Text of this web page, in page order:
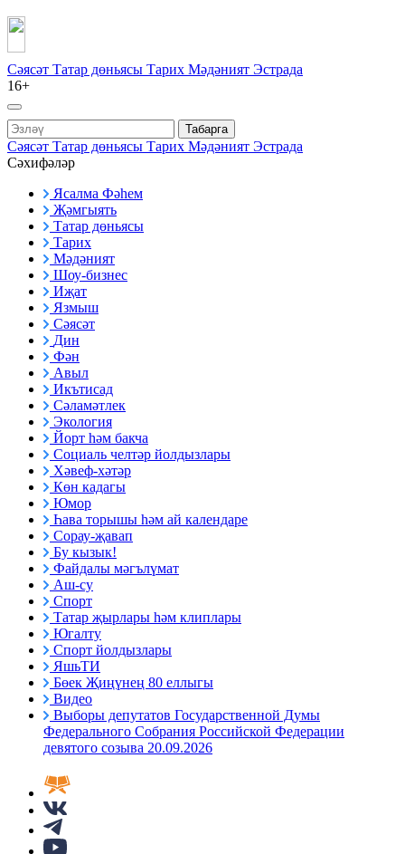
Сәясәт Татар дөньясы Тарих Мәдәният Эстрада
16+
Табарга
Сәясәт Татар дөньясы Тарих Мәдәният Эстрада
Сәхифәләр
Ясалма Фәһем
Җәмгыять
Татар дөньясы
Тарих
Мәдәният
Шоу-бизнес
Иҗат
Язмыш
Сәясәт
Дин
Фән
Авыл
Икътисад
Сәламәтлек
Экология
Йорт һәм бакча
Социаль челтәр йолдызлары
Хәвеф-хәтәр
Көн кадагы
Юмор
Һава торышы һәм ай календаре
Сорау-җавап
Бу кызык!
Файдалы мәгълүмат
Аш-су
Спорт
Татар җырлары һәм клиплары
Югалту
Спорт йолдызлары
ЯшьТИ
Бөек Җиңүнең 80 еллыгы
Видео
Выборы депутатов Государственной Думы
Федерального Собрания Российской Федерации
девятого созыва 20.09.2026